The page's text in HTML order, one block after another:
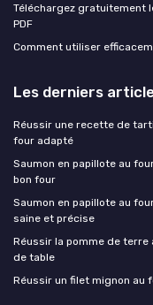
Téléchargez gratuitement
PDF
Comment utiliser
Les derniers
Réussir une recette de
four adapté
Saumon en papillote au
bon four
Saumon en papillote au
saine et précise
Réussir la pomme de terre
de table
Réussir un filet mignon au